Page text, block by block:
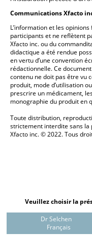
Communications Xfacto
L’information et les
participants et ne reflètent
Xfacto inc. ou du
didactique a été rendue
en vertu d’une convention
rédactionnelle. Ce
contenu ne doit pas être vu
produit, mode d’utilisation
prescrire un médicament,
monographie du produit en
Toute distribution,
strictement interdite sans la
Xfacto inc. © 2022. Tous
Veuillez choisir la
Dr Selchen
Français